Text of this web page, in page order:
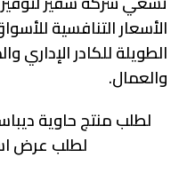
الأسعار التنافسية
الطويلة للكادر الإداري
والعمال.
لطلب عرض